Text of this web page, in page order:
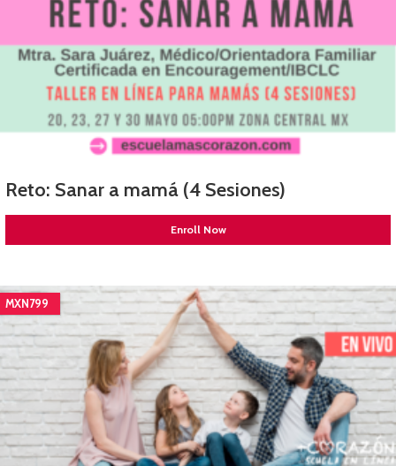
Reto: Sanar a mamá (4 Sesiones)
Enroll Now
MXN799